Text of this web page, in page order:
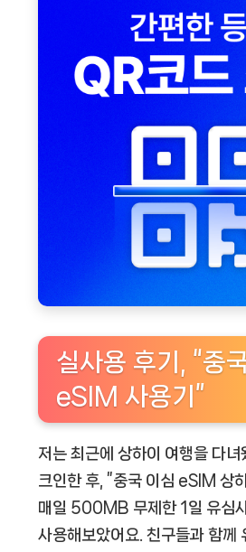
실사용 후기, “중
eSIM 사용기”
저는 최근에 상하이 여행을 다녀
크인한 후, ”중국 이심 eSIM 상
매일 500MB 무제한 1일 유심
사용해보았어요. 친구들과 함께